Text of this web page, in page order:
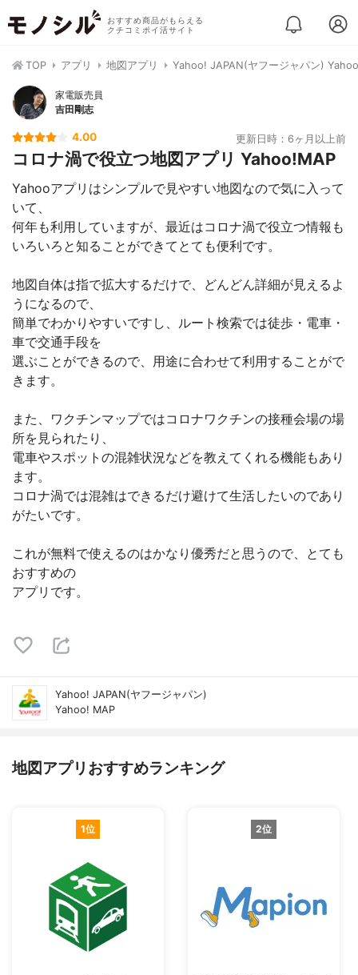
おすすめ商品がもらえる
クチコミポイ活サイト
TOP アプリ 地図アプリ Yahoo! JAPAN(ヤフージャパン)
家電販売員
吉田剛志
4.00 更新日時：6ヶ月以上前
コロナ渦で役立つ地図アプリ Yahoo!MAP
Yahooアプリはシンプルで見やすい地図なので気に入って
いて、
何年も利用していますが、最近はコロナ渦で役立つ情報も
いろいろと知ることができてとても便利です。
地図自体は指で拡大するだけで、どんどん詳細が見えるよ
うになるので、
簡単でわかりやすいですし、ルート検索では徒歩・電車・
車で交通手段を
選ぶことができるので、用途に合わせて利用することがで
きます。
また、ワクチンマップではコロナワクチンの接種会場の場
所を見られたり、
電車やスポットの混雑状況などを教えてくれる機能もあり
ます。
コロナ渦では混雑はできるだけ避けて生活したいのであり
がたいです。
これが無料で使えるのはかなり優秀だと思うので、とても
おすすめの
アプリです。
Yahoo! JAPAN(ヤフージャパン)
Yahoo! MAP
地図アプリおすすめランキング
1位 2位